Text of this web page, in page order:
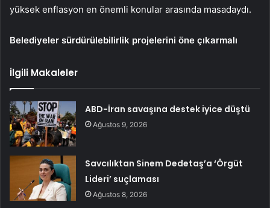
yüksek enflasyon en önemli konular arasında masadaydı.
Belediyeler sürdürülebilirlik projelerini öne çıkarmalı
İlgili Makaleler
ABD-İran savaşına destek iyice düştü
Ağustos 9, 2026
Savcılıktan Sinem Dedetaş’a ‘Örgüt
Lideri’ suçlaması
Ağustos 8, 2026